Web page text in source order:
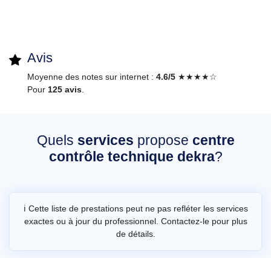
Avis
Moyenne des notes sur internet : 4.6/5 ★★★★☆
Pour 125 avis
Quels services propose centre
contrôle technique dekra?
ℹ️ Cette liste de prestations peut ne pas refléter les services
exactes ou à jour du professionnel. Contactez-le pour plus
de détails.